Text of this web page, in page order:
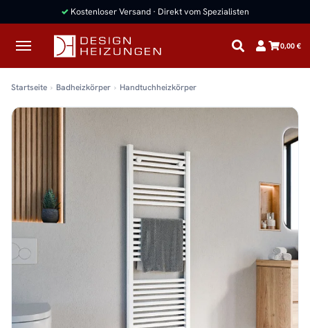
✓ Kostenloser Versand · Direkt vom Spezialisten
0,00 €
Startseite Badheizkörper Handtuchheizkörper